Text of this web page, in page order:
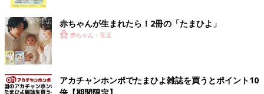
赤ちゃんが生まれたら！2冊の「たまひよ」
赤ちゃん・育児
アカチャンホンポでたまひよ雑誌を買うとポイント10